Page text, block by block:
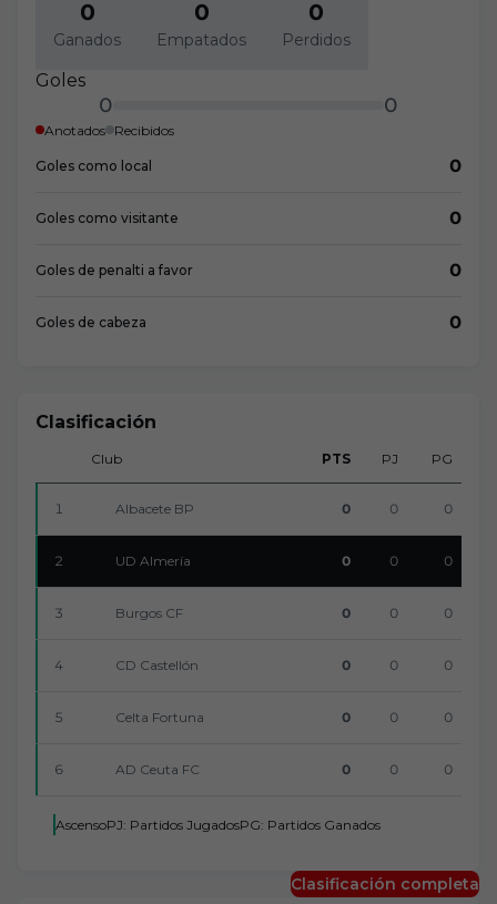
0
Ganados
0
Empatados
0
Perdidos
Goles
0 0
Anotados Recibidos
Goles como local 0
Goles como visitante 0
Goles de penalti a favor 0
Goles de cabeza 0
Clasificación
Club PTS PJ PG
1 Albacete BP 0 0 0
2 UD Almería 0 0 0
3 Burgos CF 0 0 0
4 CD Castellón 0 0 0
5 Celta Fortuna 0 0 0
6 AD Ceuta FC 0 0 0
AscensoPJ: Partidos JugadosPG: Partidos Ganados
Clasificación completa